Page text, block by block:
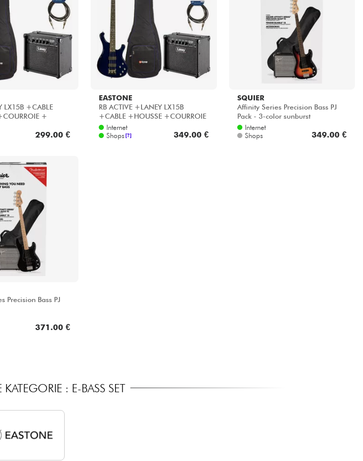
sich unsere Marken an
LX15B +CABLE
+
éco - 3 tone
299.00 €
EASTONE
RB ACTIVE +LANEY LX15B
+CABLE +HOUSSE +COURROIE
+ Housse basse éco - Blue
Internet
Shops [?] 349.00 €
SQUIER
Affinity Series Precision Bass PJ
Pack - 3-color sunburst
Internet
Shops
349.00 €
Precision Bass PJ
371.00 €
: E-BASS SET